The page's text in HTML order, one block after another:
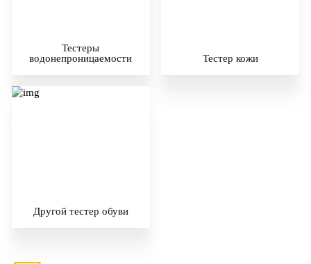
Тестеры
водонепроницаемости
Тестер кожи
Другой тестер обуви